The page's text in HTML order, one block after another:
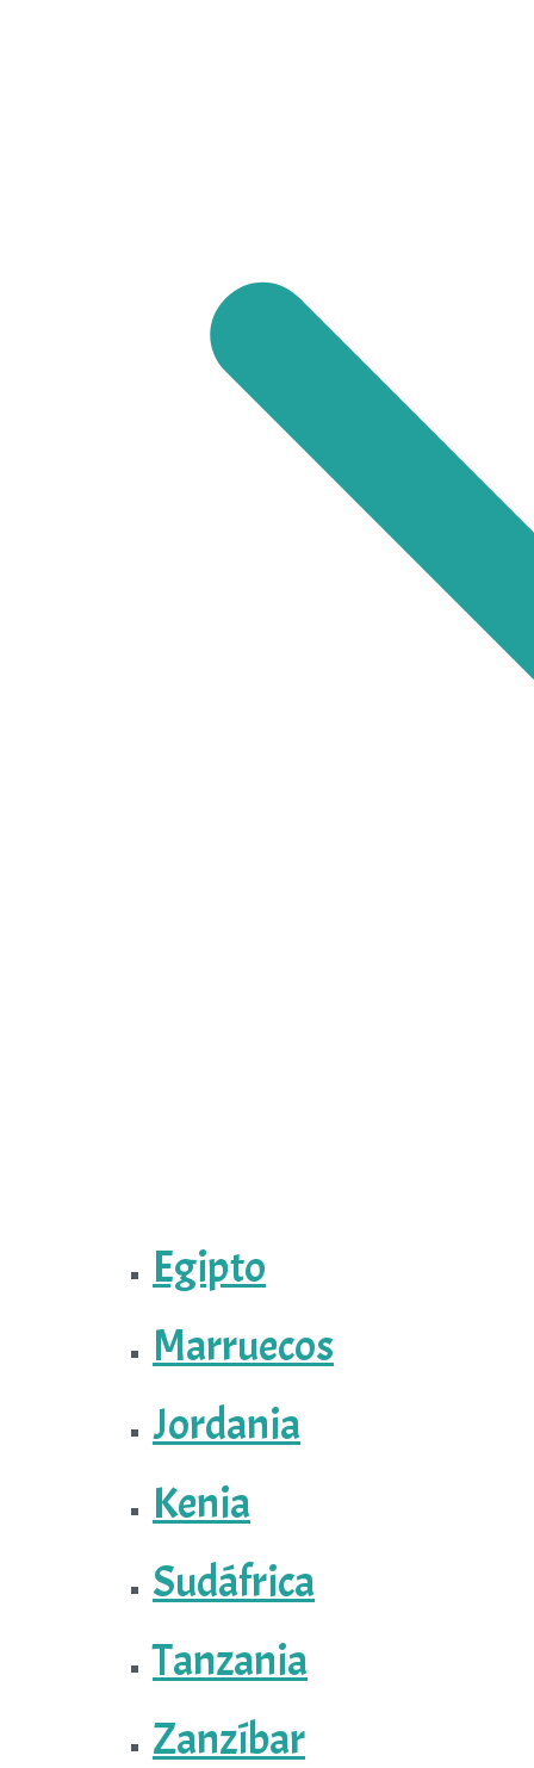
Egipto
Marruecos
Jordania
Kenia
Sudáfrica
Tanzania
Zanzíbar